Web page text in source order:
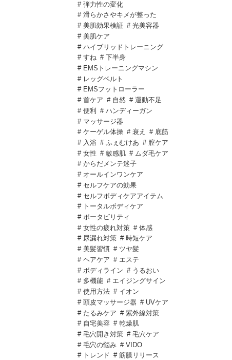
# 弾力性の変化
# 滑らかさやキメが整った
# 美肌効果検証 # 光美容器
# 美肌ケア
# ハイブリッドトレーニング
# すね # 下半身
# EMSトレーニングマシン
# レッグベルト
# EMSフットローラー
# 首ケア # 自然 # 運動不足
# 便利
# ハンディーガン
# マッサージ器
# ケーゲル体操 # 衰え
# 底筋
# 入浴 # ふぇむけあ # 膣ケア
# 女性 # 敏感肌 # ムダ毛ケア
# からだメンテ迷子
# オールインワンケア
# セルフケアの効果
# セルフボディケアアイテム
# トータルボディケア
# ポータビリティ
# 女性の疲れ対策 # 体感
# 尿漏れ対策 # 時短ケア
# 美髪習慣 # ツヤ髪
# ヘアケア # エステ
# ボディライン # うるおい
# 多機能 # エイジングサイン
# 使用方法 # イオン
# 頭皮マッサージ器 # UVケア
# たるみケア # 紫外線対策
# 自宅美容 # 乾燥肌
# 毛穴開き対策 # 毛穴ケア
# 毛穴の悩み # VIDO
# トレンド # 筋膜リリース